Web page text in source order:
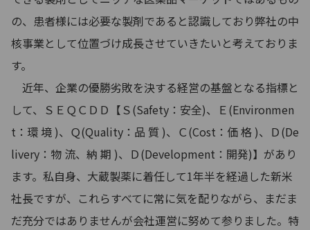
の、患者様には必要な製剤であると認識しており弊社の中
核事業として位置づけ成長させていきたいと考えておりま
す。
近年、企業の優勝劣敗を決する経営の基盤となる指標と
して、ＳＥＱＣＤＤ【Ｓ(Safety：安全)、Ｅ(Environmen
t：環 境 )、Ｑ(Quality：品 質 )、Ｃ(Cost：価 格 )、Ｄ(De
livery：物 流、納 期 )、Ｄ(Development：開発)】があり
ます。私自身、大蔵製薬に着任して1年半を経過した新米
社長ですが、これらすべてに常に気を配りながら、まだま
だ充分ではありませんが会社運営に努めて参りました。特